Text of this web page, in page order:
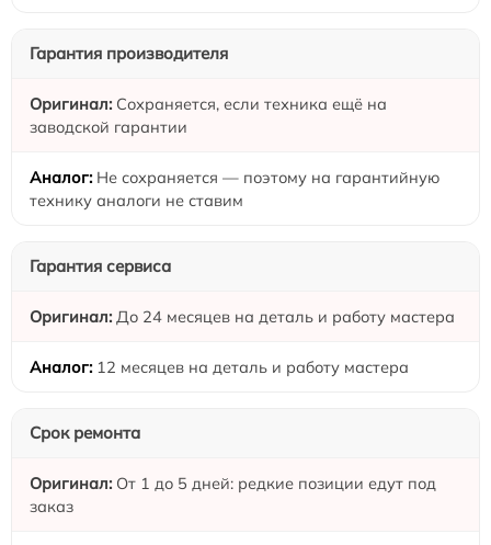
Гарантия производителя
Сохраняется, если техника ещё на
заводской гарантии
Не сохраняется — поэтому на гарантийную
технику аналоги не ставим
Гарантия сервиса
До 24 месяцев на деталь и работу мастера
12 месяцев на деталь и работу мастера
Срок ремонта
От 1 до 5 дней: редкие позиции едут под
заказ